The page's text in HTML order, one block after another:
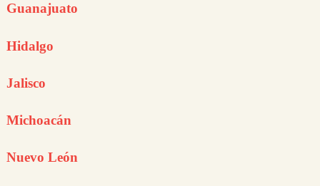
Guanajuato
Hidalgo
Jalisco
Michoacán
Nuevo León